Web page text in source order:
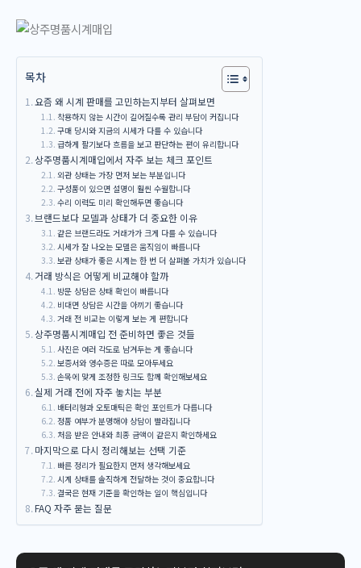
목차
요즘 왜 시계 판매를 고민하는지부터 살펴보면
착용하지 않는 시간이 길어질수록 관리 부담이 커집니다
구매 당시와 지금의 시세가 다를 수 있습니다
급하게 팔기보다 흐름을 보고 판단하는 편이 유리합니다
상주명품시계매입에서 자주 보는 체크 포인트
외관 상태는 가장 먼저 보는 부분입니다
구성품이 있으면 설명이 훨씬 수월합니다
수리 이력도 미리 확인해두면 좋습니다
브랜드보다 모델과 상태가 더 중요한 이유
같은 브랜드라도 거래가가 크게 다를 수 있습니다
시세가 잘 나오는 모델은 움직임이 빠릅니다
보관 상태가 좋은 시계는 한 번 더 살펴볼 가치가 있습니다
거래 방식은 어떻게 비교해야 할까
방문 상담은 상태 확인이 빠릅니다
비대면 상담은 시간을 아끼기 좋습니다
거래 전 비교는 이렇게 보는 게 편합니다
상주명품시계매입 전 준비하면 좋은 것들
사진은 여러 각도로 남겨두는 게 좋습니다
보증서와 영수증은 따로 모아두세요
손목에 맞게 조정한 링크도 함께 확인해보세요
실제 거래 전에 자주 놓치는 부분
배터리형과 오토매틱은 확인 포인트가 다릅니다
정품 여부가 분명해야 상담이 빨라집니다
처음 받은 안내와 최종 금액이 같은지 확인하세요
마지막으로 다시 정리해보는 선택 기준
빠른 정리가 필요한지 먼저 생각해보세요
시계 상태를 솔직하게 전달하는 것이 중요합니다
결국은 현재 기준을 확인하는 일이 핵심입니다
FAQ 자주 묻는 질문